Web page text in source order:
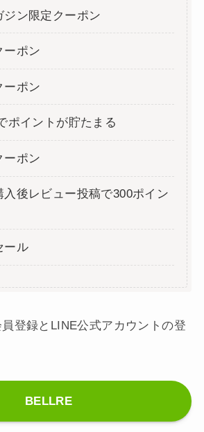
ジン限定クーポン
ーポン
ーポン
ポイントが貯たまる
ーポン
入後レビュー投稿で300ポイン
ール
登録とLINE公式アカウントの登
BELLRE